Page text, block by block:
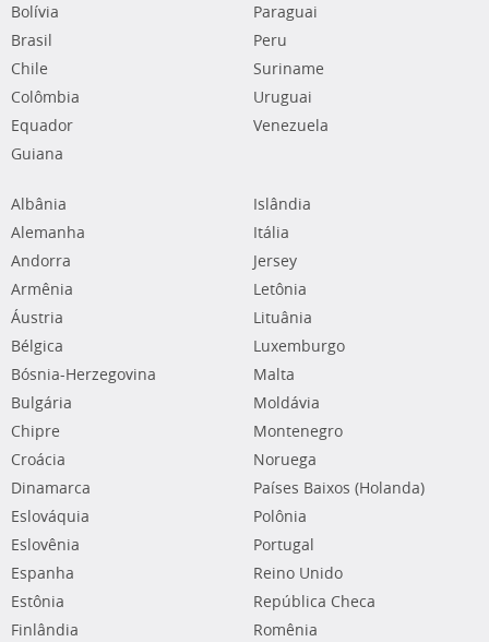
Bolívia
Brasil
Chile
Colômbia
Equador
Guiana
Paraguai
Peru
Suriname
Uruguai
Venezuela
Albânia
Alemanha
Andorra
Armênia
Áustria
Bélgica
Bósnia-Herzegovina
Bulgária
Chipre
Croácia
Dinamarca
Eslováquia
Eslovênia
Espanha
Estônia
Finlândia
Islândia
Itália
Jersey
Letônia
Lituânia
Luxemburgo
Malta
Moldávia
Montenegro
Noruega
Países Baixos (Holanda)
Polônia
Portugal
Reino Unido
República Checa
Romênia